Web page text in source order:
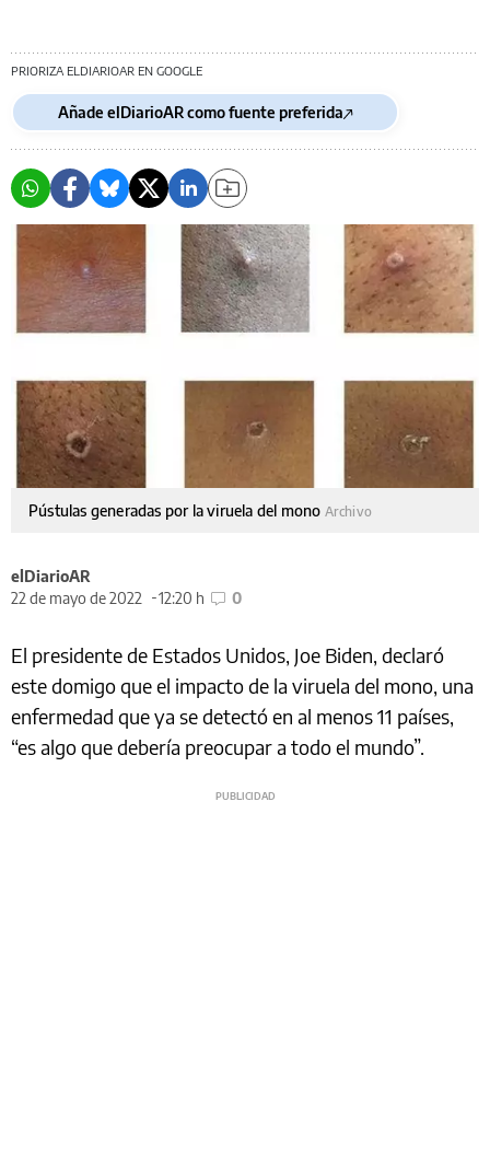
PRIORIZA ELDIARIOAR EN GOOGLE
Añade elDiarioAR como fuente preferida
Pústulas generadas por la viruela del mono Archivo
elDiarioAR
22 de mayo de 2022
12:20 h 0
El presidente de Estados Unidos, Joe Biden, declaró
este domigo que el impacto de la viruela del mono, una
enfermedad que ya se detectó en al menos 11 países,
“es algo que debería preocupar a todo el mundo”.